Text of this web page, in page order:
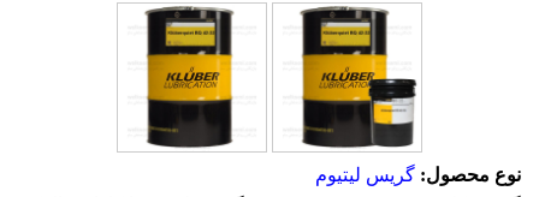
نوع محصول: گریس لیتیوم